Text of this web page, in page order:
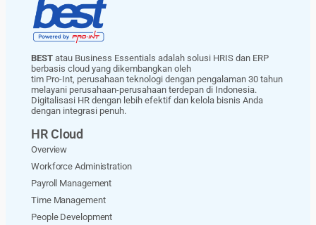
BEST atau Business Essentials adalah solusi HRIS dan ERP
berbasis cloud yang dikembangkan oleh
tim Pro-Int, perusahaan teknologi dengan pengalaman 30 tahun
melayani perusahaan-perusahaan terdepan di Indonesia.
Digitalisasi HR dengan lebih efektif dan kelola bisnis Anda
dengan integrasi penuh.
HR Cloud
Overview
Workforce Administration
Payroll Management
Time Management
People Development